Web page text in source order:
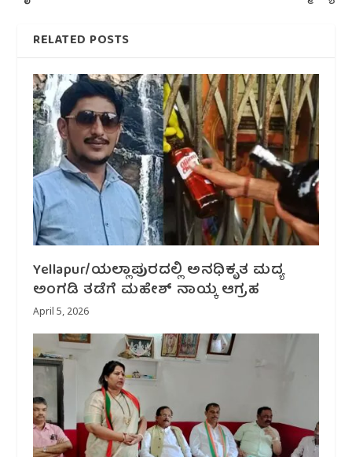
RELATED POSTS
Yellapur/ಯಲ್ಲಾಪುರದಲ್ಲಿ ಅನಧಿಕೃತ ಮದ್ಯ
ಅಂಗಡಿ ತಡೆಗೆ ಮಹೇಶ್ ನಾಯ್ಕ ಆಗ್ರಹ
April 5, 2026